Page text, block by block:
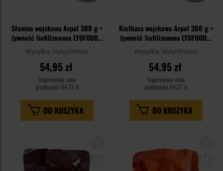
Słonina wojskowa Arpol 300 g +
żywność liofilizowana LYOFOOD +
suchary Piast + baton - zestaw
Wysyłka: Natychmiast
54,95 zł
Sugerowana cena
producenta 64,37 zł
DO KOSZYKA
Kiełbasa wojskowa Arpol 300 g +
żywność liofilizowana LYOFOOD +
suchary Piast + baton - zestaw
Wysyłka: Natychmiast
54,95 zł
Sugerowana cena
producenta 64,37 zł
DO KOSZYKA
schowka